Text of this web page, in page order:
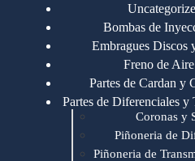
Bombas de
Embragues Discos
Freno de Aire
Partes de Cardan y
Partes de Diferenciales y
Coronas y
Piñoneria de
Piñoneria de